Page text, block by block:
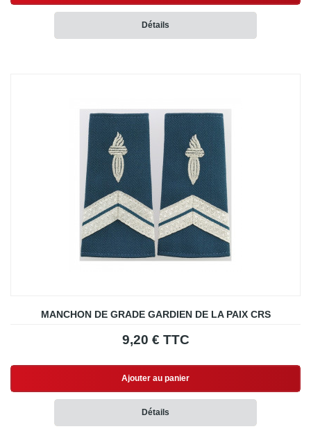
Détails
MANCHON DE GRADE GARDIEN DE LA PAIX CRS
9,20 € TTC
Ajouter au panier
Détails